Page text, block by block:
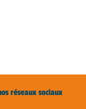
réseaux sociaux